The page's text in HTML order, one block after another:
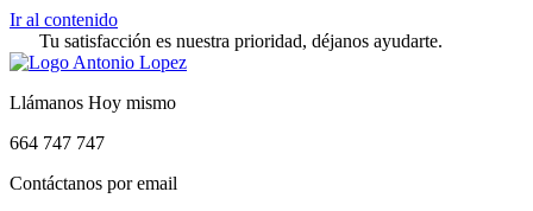
Ir al contenido
Tu satisfacción es nuestra prioridad, déjanos ayudarte.
Llámanos Hoy mismo
664 747 747
Contáctanos por email